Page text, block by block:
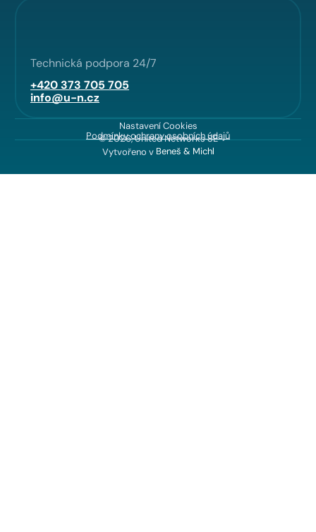
Technická podpora 24/7
+420 373 705 705
info@u-n.cz
Nastavení Cookies
Podmínky ochrany osobních údajů
© 2026, United Networks SE
Vytvořeno v Beneš & Michl